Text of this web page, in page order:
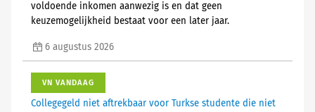
voldoende inkomen aanwezig is en dat geen
keuzemogelijkheid bestaat voor een later jaar.
6 augustus 2026
VN VANDAAG
Collegegeld niet aftrekbaar voor Turkse studente die niet